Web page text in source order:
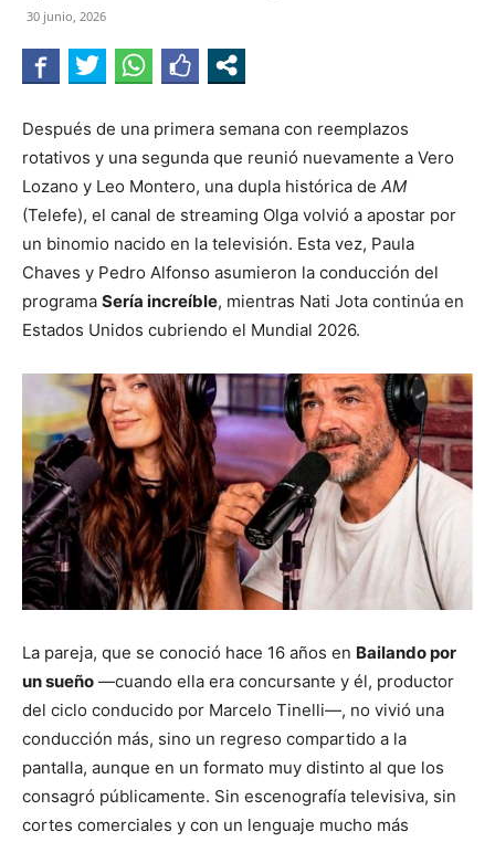
30 junio, 2026
Después de una primera semana con reemplazos
rotativos y una segunda que reunió nuevamente a Vero
Lozano y Leo Montero, una dupla histórica de AM
(Telefe), el canal de streaming Olga volvió a apostar por
un binomio nacido en la televisión. Esta vez, Paula
Chaves y Pedro Alfonso asumieron la conducción del
programa Sería increíble, mientras Nati Jota continúa en
Estados Unidos cubriendo el Mundial 2026.
La pareja, que se conoció hace 16 años en Bailando por
un sueño —cuando ella era concursante y él, productor
del ciclo conducido por Marcelo Tinelli—, no vivió una
conducción más, sino un regreso compartido a la
pantalla, aunque en un formato muy distinto al que los
consagró públicamente. Sin escenografía televisiva, sin
cortes comerciales y con un lenguaje mucho más